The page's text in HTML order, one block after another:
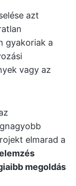
azt
gyakoriak a
vagy az
elmarad a
megoldás